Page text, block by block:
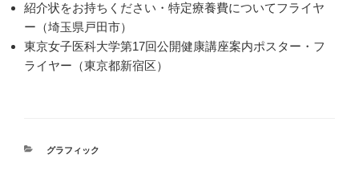
紹介状をお持ちください・特定療養費についてフライヤ
ー（埼玉県戸田市）
東京女子医科大学第17回公開健康講座案内ポスター・フ
ライヤー（東京都新宿区）
カ
グラフィック